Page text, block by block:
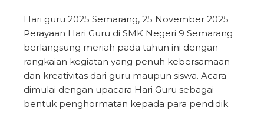
Hari guru 2025 Semarang, 25 November 2025
Perayaan Hari Guru di SMK Negeri 9 Semarang
berlangsung meriah pada tahun ini dengan
rangkaian kegiatan yang penuh kebersamaan
dan kreativitas dari guru maupun siswa. Acara
dimulai dengan upacara Hari Guru sebagai
bentuk penghormatan kepada para pendidik